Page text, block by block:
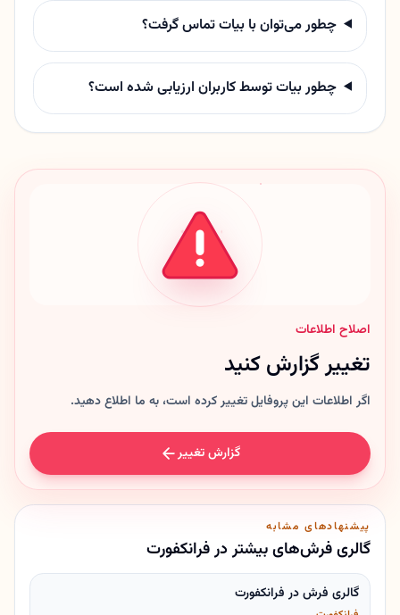
چطور می‌توان با بیات تماس گرفت؟
چطور بیات توسط کاربران ارزیابی شده است؟
اصلاح اطلاعات
تغییر گزارش کنید
اگر اطلاعات این پروفایل تغییر کرده است، به ما اطلاع دهید.
گزارش تغییر
پیشنهادهای مشابه
گالری فرش‌های بیشتر در فرانکفورت
گالری فرش در فرانکفورت